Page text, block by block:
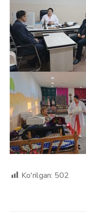
Ko'rilgan: 502